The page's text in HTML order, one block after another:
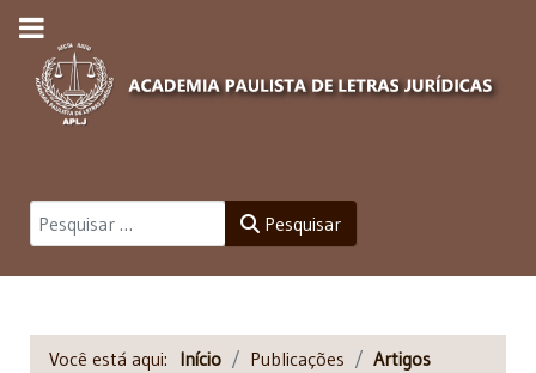
Pesquisar Pesquisar
Você está aqui: Início Publicações
Artigos